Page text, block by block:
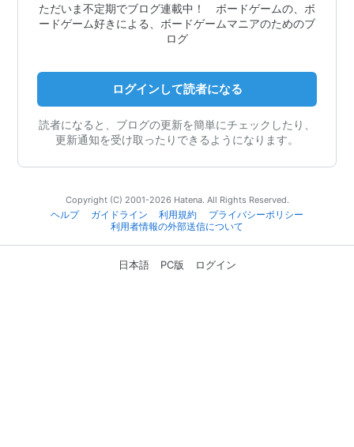
ただいま不定期でブログ連載中！ ボードゲームの、ボ
ードゲーム好きによる、ボードゲームマニアのためのブ
ログ
ログインして読者になる
読者になると、ブログの更新を簡単にチェックしたり、
更新通知を受け取ったりできるようになります。
Copyright (C) 2001-2026 Hatena. All Rights Reserved.
ヘルプ
ガイドライン 利用規約
プライバシーポリシー
利用者情報の外部送信について
日本語 PC版 ログイン